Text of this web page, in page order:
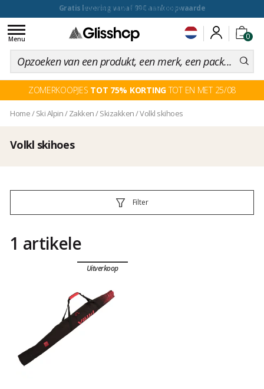
voor een 100 dagen inruiling
0
Toggle
navigation
Menu
ZOMERKOOPJES TOT 75% KORTINGTOT EN MET 25/08
Home/ Ski Alpin/Zakken/Skizakken/Volkl skihoes
Volkl skihoes
Filter
1 artikele
Uitverkoop